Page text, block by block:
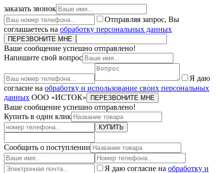
заказать звонок
Отправляя запрос, Вы
соглашаетесь на обработку персональных данных
ПЕРЕЗВОНИТЕ МНЕ
Ваше сообщение успешно отправлено!
Напишите свой вопрос
Я даю
согласие на обработку и использование своих персональных
данных ООО «ИСТОК» ПЕРЕЗВОНИТЕ МНЕ
Ваше сообщение успешно отправлено!
Купить в один клик
КУПИТЬ
Сообщить о поступлении
Я даю согласие на обработку и